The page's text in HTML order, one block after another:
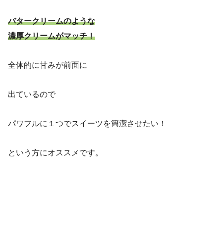
バタークリームのような
濃厚クリームがマッチ！
全体的に甘みが前面に
出ているので
パワフルに１つでスイーツを簡潔させたい！
という方にオススメです。